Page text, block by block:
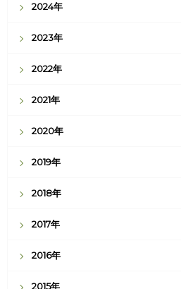
2024年
2023年
2022年
2021年
2020年
2019年
2018年
2017年
2016年
2015年